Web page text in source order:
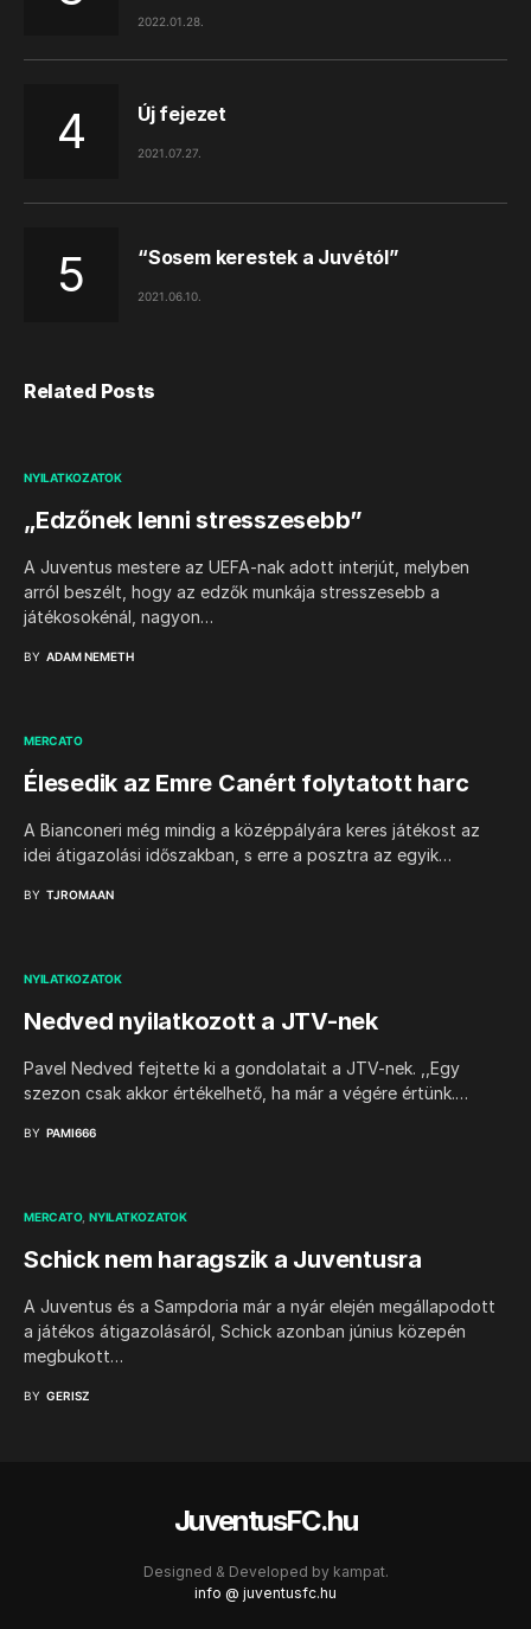
2022.01.28.
Új fejezet
2021.07.27.
“Sosem kerestek a Juvétól”
2021.06.10.
Related Posts
NYILATKOZATOK
„Edzőnek lenni stresszesebb”
A Juventus mestere az UEFA-nak adott interjút, melyben
arról beszélt, hogy az edzők munkája stresszesebb a
játékosokénál, nagyon…
BY ADAM NEMETH
MERCATO
Élesedik az Emre Canért folytatott harc
A Bianconeri még mindig a középpályára keres játékost az
idei átigazolási időszakban, s erre a posztra az egyik…
BY TJROMAAN
NYILATKOZATOK
Nedved nyilatkozott a JTV-nek
Pavel Nedved fejtette ki a gondolatait a JTV-nek. ,,Egy
szezon csak akkor értékelhető, ha már a végére értünk.…
BY PAMI666
MERCATO NYILATKOZATOK
Schick nem haragszik a Juventusra
A Juventus és a Sampdoria már a nyár elején megállapodott
a játékos átigazolásáról, Schick azonban június közepén
megbukott…
BY GERISZ
JuventusFC.hu
Designed & Developed by kampat.
info @ juventusfc.hu